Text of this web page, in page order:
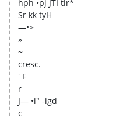
hph •pj JTI tir*
Sr kk tyH
—•>
»
~
cresc.
' F
r
J— •i" -igd
c